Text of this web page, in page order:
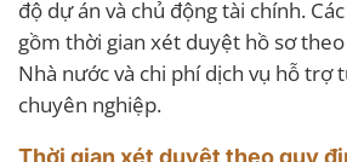
độ dự án và chủ động tài chính.
gồm thời gian xét duyệt hồ sơ
Nhà nước và chi phí dịch vụ hỗ trợ
chuyên nghiệp.
Thời gian xét duyệt theo quy